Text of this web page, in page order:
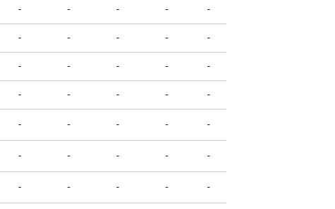
- - - - -
- - - - -
- - - - -
- - - - -
- - - - -
- - - - -
- - - - -